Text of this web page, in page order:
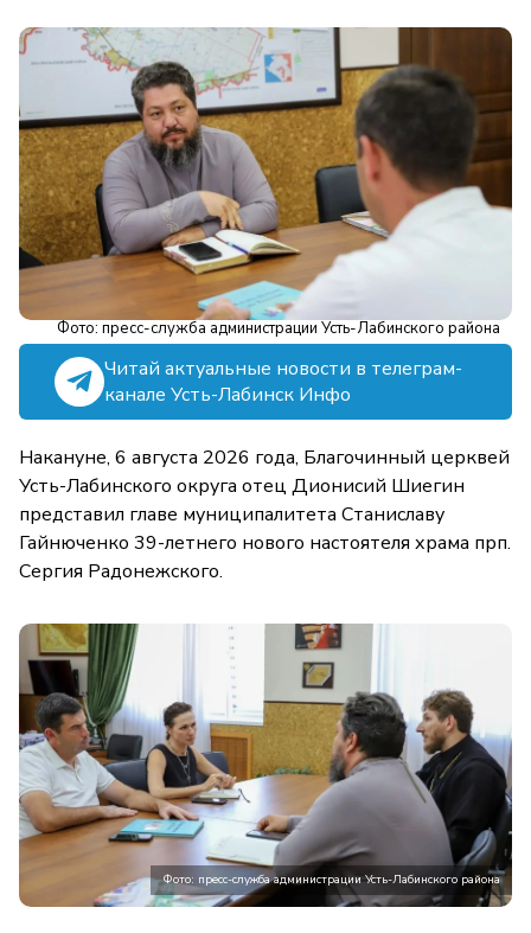
Фото: пресс-служба администрации Усть-Лабинского района
Читай актуальные новости в телеграм-
канале Усть-Лабинск Инфо
Накануне, 6 августа 2026 года, Благочинный церквей
Усть-Лабинского округа отец Дионисий Шиегин
представил главе муниципалитета Станиславу
Гайнюченко 39-летнего нового настоятеля храма прп.
Сергия Радонежского.
Фото: пресс-служба администрации Усть-Лабинского района